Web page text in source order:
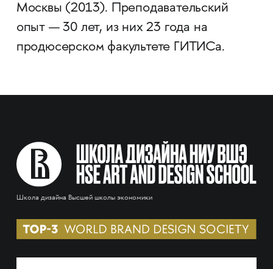
Москвы (2013). Преподавательский
опыт — 30 лет, из них 23 года на
продюсерском факультете ГИТИСа.
Школа дизайна Высшей школы экономики